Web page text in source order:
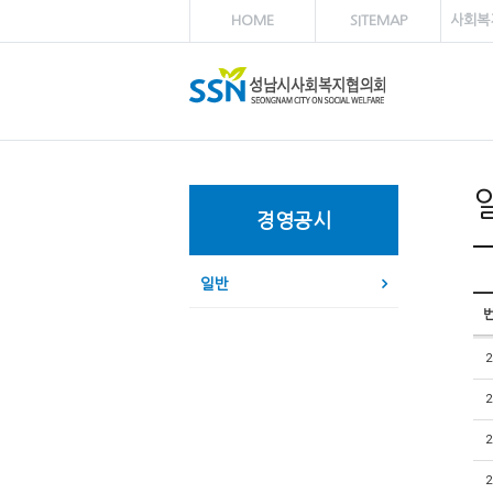
HOME SITEMAP 사회복
경영공시
일반